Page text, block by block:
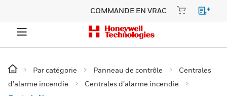
COMMANDE EN VRAC
Par catégorie Panneau de contrôle
Centrales
d’alarme incendie
Centrales d’alarme incendie